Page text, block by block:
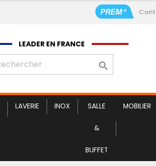
LEADER EN FRANCE

LAVERIE INOX SALLE
&
BUFFET
MOBILIER